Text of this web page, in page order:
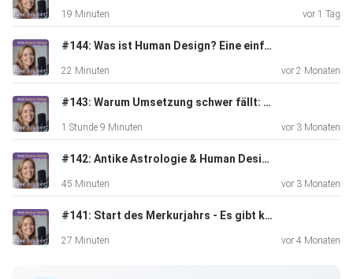
Teile Deine Vision gerne mit mir/ uns unter dem Post auf
meinem
19 Minuten vor 1 Tag
#144: Was ist Human Design? Eine einfache Erklarung!
22 Minuten vor 2 Monaten
#143: Warum Umsetzung schwer fällt: Hohe Intelligenz, Human Design & der Weg aus dem Selbstzweifel - Gespräch mit Miriam Michaelsen
1 Stunde 9 Minuten vor 3 Monaten
#142: Antike Astrologie & Human Design - Gespräch mit Carina Harsch
45 Minuten vor 3 Monaten
#141: Start des Merkurjahrs - Es gibt kein zurück mehr!
27 Minuten vor 4 Monaten